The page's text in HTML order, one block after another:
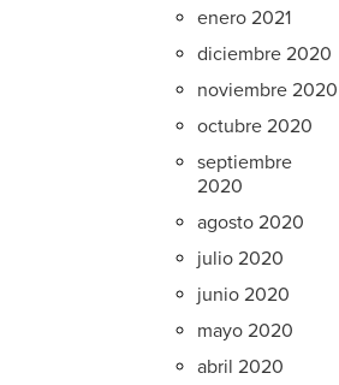
enero 2021
diciembre 2020
noviembre 2020
octubre 2020
septiembre
2020
agosto 2020
julio 2020
junio 2020
mayo 2020
abril 2020